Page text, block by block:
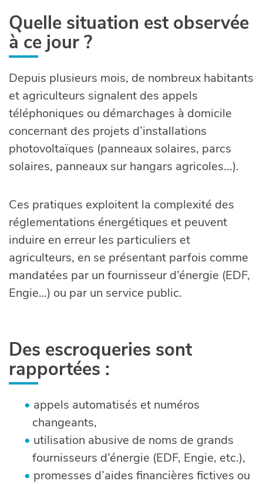
Quelle situation est observée
à ce jour ?
Depuis plusieurs mois, de nombreux habitants
et agriculteurs signalent des appels
téléphoniques ou démarchages à domicile
concernant des projets d’installations
photovoltaïques (panneaux solaires, parcs
solaires, panneaux sur hangars agricoles...).
Ces pratiques exploitent la complexité des
réglementations énergétiques et peuvent
induire en erreur les particuliers et
agriculteurs, en se présentant parfois comme
mandatées par un fournisseur d’énergie (EDF,
Engie…) ou par un service public.
Des escroqueries sont
rapportées :
appels automatisés et numéros
changeants,
utilisation abusive de noms de grands
fournisseurs d’énergie (EDF, Engie, etc.),
promesses d’aides financières fictives ou